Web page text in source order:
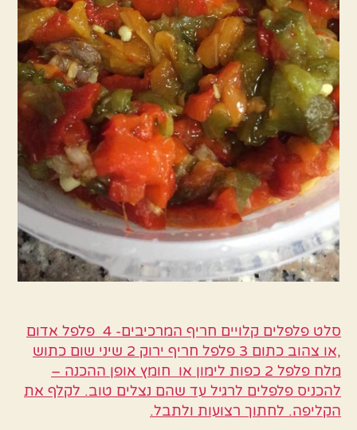
סלט פלפלים קלויים חריף המרכיבים- 4 פלפל אדום
,או צהוב כתום 3 פלפל חריף ירוק 2 שיני שום כתוש
מלח פלפל 2 כפות לימון או חומץ אופן ההכנה –
להכניס פלפלים לרגיל עד שהם נצלים טוב. לקלף את
הקליפה. לחתוך רצועות ולתבל.